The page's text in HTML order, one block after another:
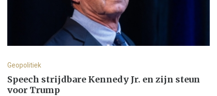
Geopolitiek
Speech strijdbare Kennedy Jr. en zijn steun
voor Trump